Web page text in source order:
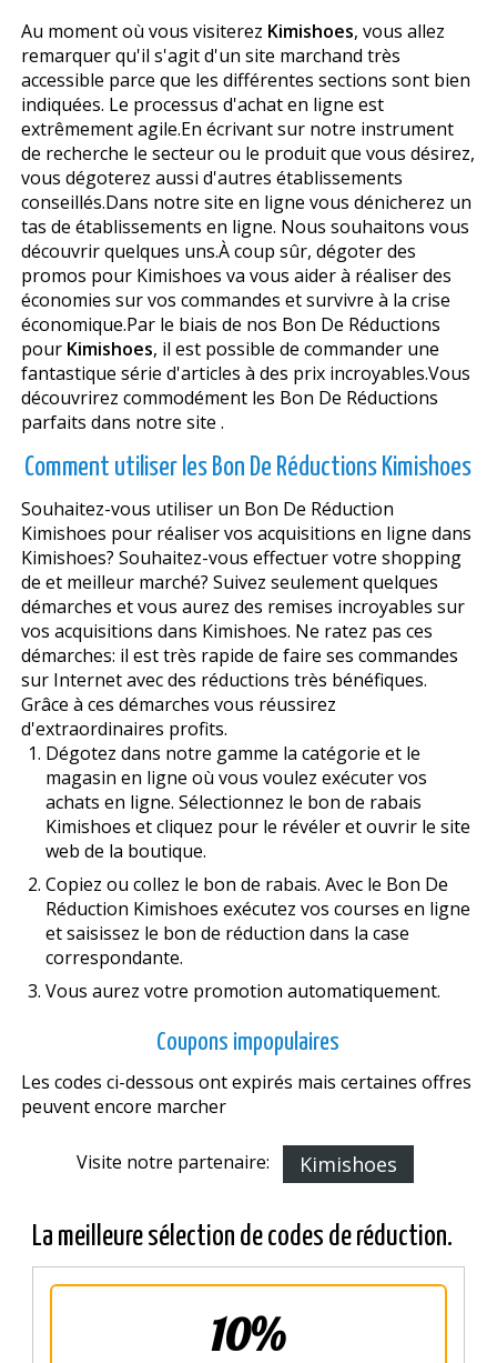
Au moment où vous visiterez Kimishoes, vous allez
remarquer qu'il s'agit d'un site marchand très
accessible parce que les différentes sections sont bien
indiquées. Le processus d'achat en ligne est
extrêmement agile.En écrivant sur notre instrument
de recherche le secteur ou le produit que vous désirez,
vous dégoterez aussi d'autres établissements
conseillés.Dans notre site en ligne vous dénicherez un
tas de établissements en ligne. Nous souhaitons vous
découvrir quelques uns.À coup sûr, dégoter des
promos pour Kimishoes va vous aider à réaliser des
économies sur vos commandes et survivre à la crise
économique.Par le biais de nos Bon De Réductions
pour Kimishoes, il est possible de commander une
fantastique série d'articles à des prix incroyables.Vous
découvrirez commodément les Bon De Réductions
parfaits dans notre site .
Comment utiliser les Bon De Réductions Kimishoes
Souhaitez-vous utiliser un Bon De Réduction
Kimishoes pour réaliser vos acquisitions en ligne dans
Kimishoes? Souhaitez-vous effectuer votre shopping
de et meilleur marché? Suivez seulement quelques
démarches et vous aurez des remises incroyables sur
vos acquisitions dans Kimishoes. Ne ratez pas ces
démarches: il est très rapide de faire ses commandes
sur Internet avec des réductions très bénéfiques.
Grâce à ces démarches vous réussirez
d'extraordinaires profits.
Dégotez dans notre gamme la catégorie et le
magasin en ligne où vous voulez exécuter vos
achats en ligne. Sélectionnez le bon de rabais
Kimishoes et cliquez pour le révéler et ouvrir le site
web de la boutique.
Copiez ou collez le bon de rabais. Avec le Bon De
Réduction Kimishoes exécutez vos courses en ligne
et saisissez le bon de réduction dans la case
correspondante.
Vous aurez votre promotion automatiquement.
Coupons impopulaires
Les codes ci-dessous ont expirés mais certaines offres
peuvent encore marcher
Visite notre partenaire: Kimishoes
La meilleure sélection de codes de réduction.
10%